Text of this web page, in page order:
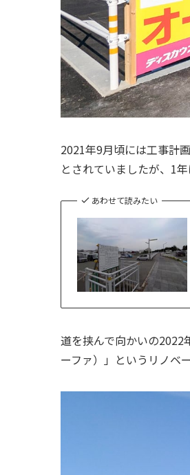
2021年9月頃には工事計
とされていましたが、1
あわせて読みたい
道を挟んで向かいの2022
ーファ）」というリノベ